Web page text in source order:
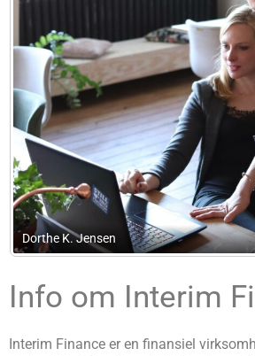
Midtbyens
Info om Interim
Interim Finance er en finansiel